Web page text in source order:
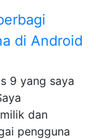
di Android
9 yang saya
dan
pengguna